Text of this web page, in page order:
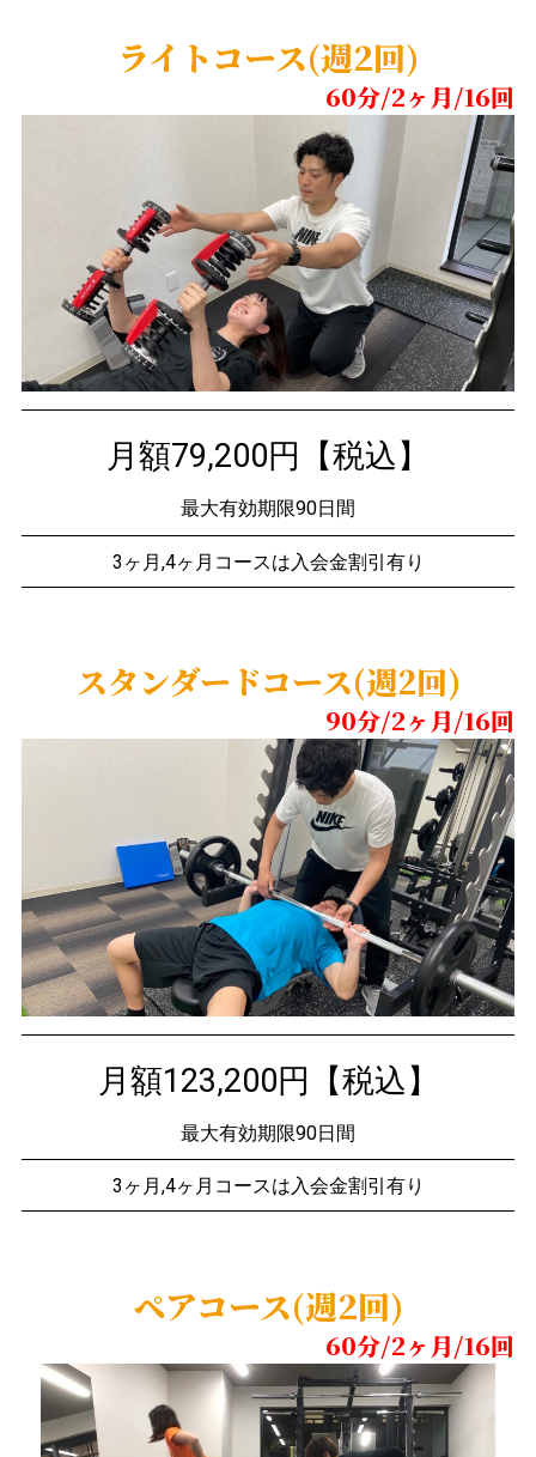
ライトコース(週2回)
60分/2ヶ月/16回
月額79,200円【税込】
最大有効期限90日間
3ヶ月,4ヶ月コースは入会金割引有り
スタンダードコース(週2回)
90分/2ヶ月/16回​
月額123,200円【税込】
最大有効期限90日間
3ヶ月,4ヶ月コースは入会金割引有り
ペアコース(週2回)
60分/2ヶ月/16回